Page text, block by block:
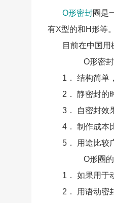
O形密封圈是
有X型的和H形等。
目前在中国用
O形密
1． 结构简单
2． 静密封的
3．
自密封效
4． 制作成本
5．
用途比较
O形圈的
1． 如果用于
2．
用语动密